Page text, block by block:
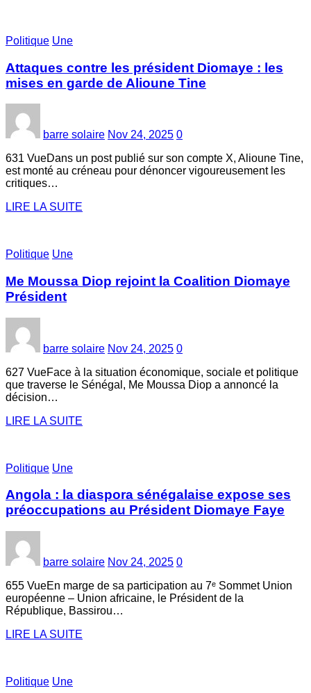
Politique Une
Attaques contre les président Diomaye : les
mises en garde de Alioune Tine
barre solaire Nov 24, 2025 0
631 VueDans un post publié sur son compte X, Alioune Tine,
est monté au créneau pour dénoncer vigoureusement les
critiques…
LIRE LA SUITE
Politique Une
Me Moussa Diop rejoint la Coalition Diomaye
Président
barre solaire Nov 24, 2025 0
627 VueFace à la situation économique, sociale et politique
que traverse le Sénégal, Me Moussa Diop a annoncé la
décision…
LIRE LA SUITE
Politique Une
Angola : la diaspora sénégalaise expose ses
préoccupations au Président Diomaye Faye
barre solaire Nov 24, 2025 0
655 VueEn marge de sa participation au 7ᵉ Sommet Union
européenne – Union africaine, le Président de la
République, Bassirou…
LIRE LA SUITE
Politique Une